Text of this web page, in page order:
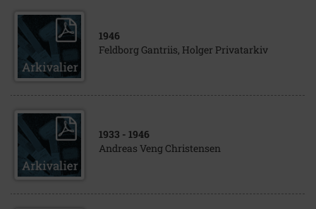
1946
Feldborg Gantriis, Holger Privatarkiv
1933 - 1946
Andreas Veng Christensen